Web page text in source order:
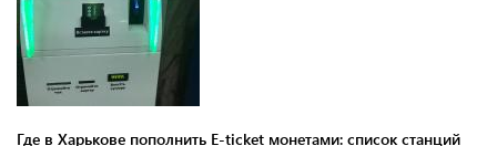
Где в Харькове пополнить E-ticket монетами: список станций